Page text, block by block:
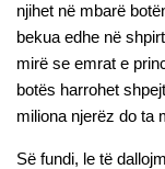
njihet në mbarë
bekua edhe në
mirë se emrat e
botës harrohet
miliona njerëz do ta
Së fundi, le të